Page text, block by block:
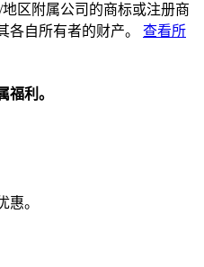
区附属公司的商标或注册商
各自所有者的财产。 查看所
福利。
惠。